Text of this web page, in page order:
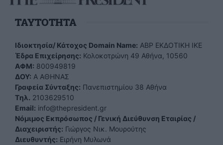
TAYTOTHTA
Ιδιοκτησία/ Κάτοχος Domain Name: ΑBP ΕΚΔΟΤΙΚΗ ΙΚΕ
Έδρα Επιχείρησης: Κολοκοτρώνη 49 Αθήνα, 10560
ΑΦΜ: 800949819
ΔΟΥ: Α ΑΘΗΝΑΣ
Γραφεία Σύνταξης: Πανεπιστημίου 38 Αθήνα
Tηλ. 2103629510
Email: info@thepresident.gr
Νόμιμος Εκπρόσωπος / Γενική Διεύθυνση Εταιρίας /
Διαχειριστής: Γιώργος Νικ. Μουρούτης
Διευθυντής: Ειρήνη Μυλωνά